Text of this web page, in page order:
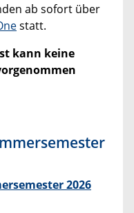
ab sofort über
statt.
kann keine
2026